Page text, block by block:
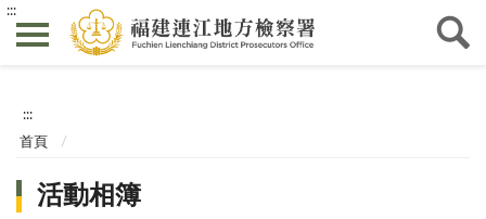
:::
:::
首頁
活動相簿